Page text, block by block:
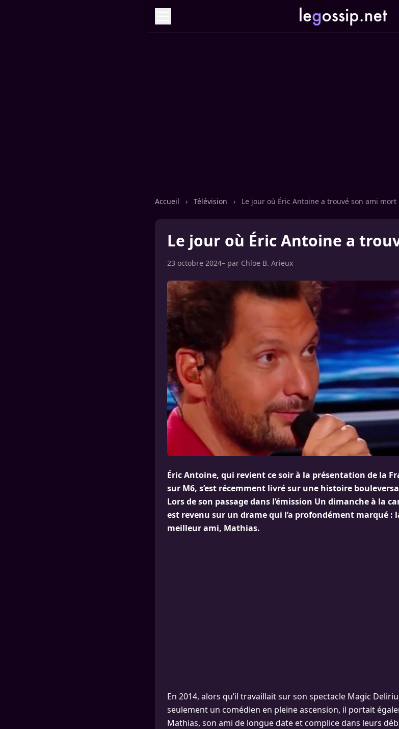
Accueil › Télévision › Le jour où Éric Antoine a trouvé son ami mort
Le jour où Éric Antoine a
23 octobre 2024– par Chloe B. Arieux
Éric Antoine, qui revient ce soir à la présentation de la
sur M6, s’est récemment livré sur une histoire
Lors de son passage dans l’émission Un dimanche à la
est revenu sur un drame qui l’a profondément marqué :
meilleur ami, Mathias.
En 2014, alors qu’il travaillait sur son spectacle Magic
seulement un comédien en pleine ascension, il portait
Mathias, son ami de longue date et complice dans leurs